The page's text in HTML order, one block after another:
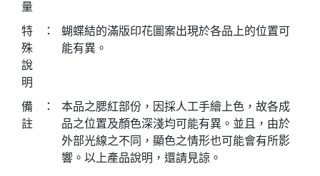
量
特
殊
說
明
：
蝴蝶結的滿版印花圖案出現於各品上的位置可
能有異。
備
註
：
本品之腮紅部份，因採人工手繪上色，故各成
品之位置及顏色深淺均可能有異。並且，由於
外部光線之不同，顯色之情形也可能會有所影
響。以上產品說明，還請見諒。